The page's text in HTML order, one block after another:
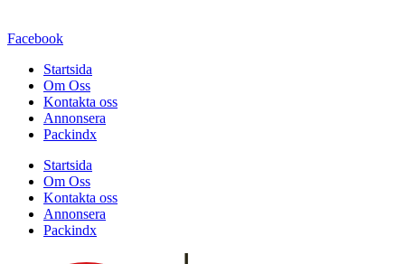
Facebook
Startsida
Om Oss
Kontakta oss
Annonsera
Packindx
Startsida
Om Oss
Kontakta oss
Annonsera
Packindx